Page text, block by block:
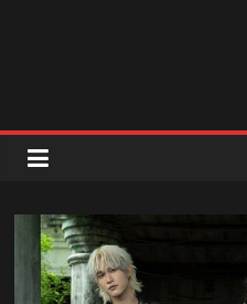
ลพบุรี
สถานี
ลพบุรี
วิทยุ
FM
ลพบุรี